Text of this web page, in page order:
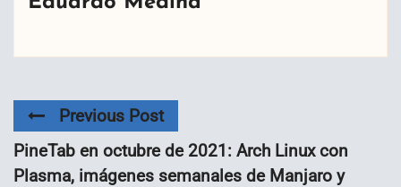
Previous Post
PineTab en octubre de 2021: Arch Linux con
Plasma, imágenes semanales de Manjaro y